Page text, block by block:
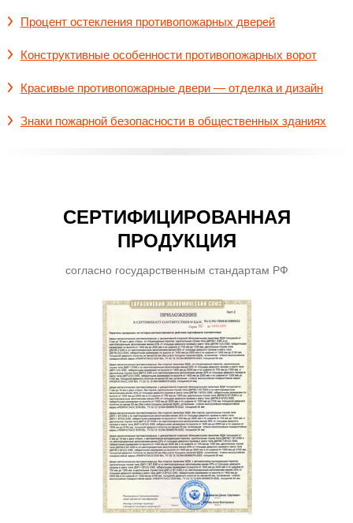
Процент остекления противопожарных дверей
Конструктивные особенности противопожарных ворот
Красивые противопожарные двери — отделка и дизайн
Знаки пожарной безопасности в общественных зданиях
СЕРТИФИЦИРОВАННАЯ
ПРОДУКЦИЯ
согласно государственным стандартам РФ